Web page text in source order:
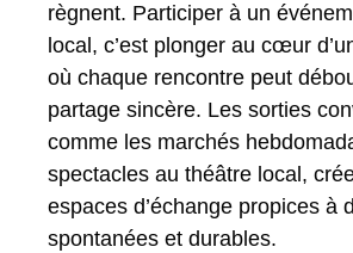
règnent. Participer à un
local, c’est plonger au cœur
où chaque rencontre peut
partage sincère. Les sorties
comme les marchés
spectacles au théâtre local,
espaces d’échange propices à
spontanées et durables.